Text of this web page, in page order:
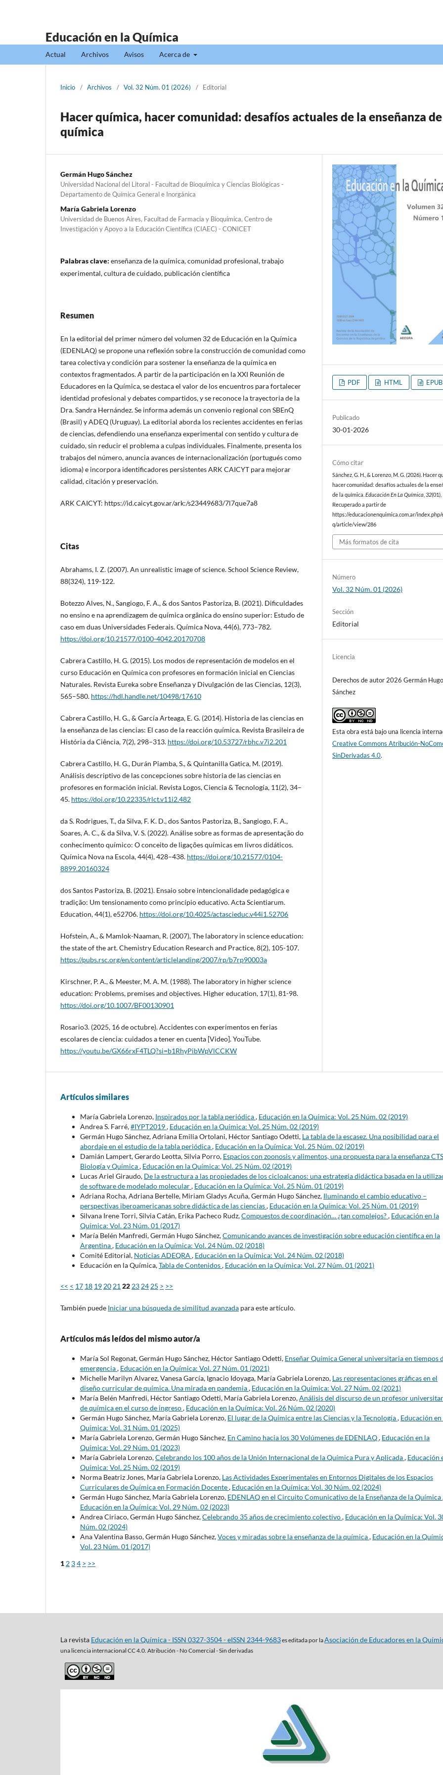
Educación en la Química
Actual Archivos Avisos Acerca de
Inicio / Archivos / Vol. 32 Núm. 01 (2026) / Editorial
Hacer química, hacer comunidad: desafíos actuales de la enseñanza
química
Germán Hugo Sánchez
Universidad Nacional del Litoral - Facultad de Bioquímica y Ciencias Biológicas -
Departamento de Química General e Inorgánica
María Gabriela Lorenzo
Universidad de Buenos Aires, Facultad de Farmacia y Bioquímica, Centro de
Investigación y Apoyo a la Educación Científica (CIAEC) - CONICET
Palabras clave: enseñanza de la química, comunidad profesional, trabajo
experimental, cultura de cuidado, publicación científica
Resumen
En la editorial del primer número del volumen 32 de Educación en la Química
(EDENLAQ) se propone una reflexión sobre la construcción de comunidad como
tarea colectiva y condición para sostener la enseñanza de la química en
contextos fragmentados. A partir de la participación en la XXI Reunión de
Educadores en la Química, se destaca el valor de los encuentros para fortalecer
identidad profesional y debates compartidos, y se reconoce la trayectoria de la
Dra. Sandra Hernández. Se informa además un convenio regional con SBEnQ
(Brasil) y ADEQ (Uruguay). La editorial aborda los recientes accidentes en ferias
de ciencias, defendiendo una enseñanza experimental con sentido y cultura de
cuidado, sin reducir el problema a culpas individuales. Finalmente, presenta los
trabajos del número, anuncia avances de internacionalización (portugués como
idioma) e incorpora identificadores persistentes ARK CAICYT para mejorar
calidad, citación y preservación.
ARK CAICYT: https://id.caicyt.gov.ar/ark:/s23449683/7l7que7a8
Citas
Abrahams, I. Z. (2007). An unrealistic image of science. School Science Review,
88(324), 119-122.
Botezzo Alves, N., Sangiogo, F. A., & dos Santos Pastoriza, B. (2021). Dificuldades
no ensino e na aprendizagem de química orgânica do ensino superior: Estudo de
caso em duas Universidades Federais. Química Nova, 44(6), 773–782.
https://doi.org/10.21577/0100-4042.20170708
Cabrera Castillo, H. G. (2015). Los modos de representación de modelos en el
curso Educación en Química con profesores en formación inicial en Ciencias
Naturales. Revista Eureka sobre Enseñanza y Divulgación de las Ciencias, 12(3),
565–580. https://hdl.handle.net/10498/17610
Cabrera Castillo, H. G., & García Arteaga, E. G. (2014). Historia de las ciencias en
la enseñanza de las ciencias: El caso de la reacción química. Revista Brasileira de
História da Ciência, 7(2), 298–313. https://doi.org/10.53727/rbhc.v7i2.201
Cabrera Castillo, H. G., Durán Piamba, S., & Quintanilla Gatica, M. (2019).
Análisis descriptivo de las concepciones sobre historia de las ciencias en
profesores en formación inicial. Revista Logos, Ciencia & Tecnología, 11(2), 34–
45. https://doi.org/10.22335/rlct.v11i2.482
da S. Rodrigues, T., da Silva, F. K. D., dos Santos Pastoriza, B., Sangiogo, F. A.,
Soares, A. C., & da Silva, V. S. (2022). Análise sobre as formas de apresentação do
conhecimento químico: O conceito de ligações químicas em livros didáticos.
Química Nova na Escola, 44(4), 428–438. https://doi.org/10.21577/0104-
8899.20160324
dos Santos Pastoriza, B. (2021). Ensaio sobre intencionalidade pedagógica e
tradição: Um tensionamento como princípio educativo. Acta Scientiarum.
Education, 44(1), e52706. https://doi.org/10.4025/actascieduc.v44i1.52706
Hofstein, A., & Mamlok-Naaman, R. (2007), The laboratory in science education:
the state of the art. Chemistry Education Research and Practice, 8(2), 105-107.
https://pubs.rsc.org/en/content/articlelanding/2007/rp/b7rp90003a
Kirschner, P. A., & Meester, M. A. M. (1988). The laboratory in higher science
education: Problems, premises and objectives. Higher education, 17(1), 81-98.
https://doi.org/10.1007/BF00130901
Rosario3. (2025, 16 de octubre). Accidentes con experimentos en ferias
escolares de ciencia: cuidados a tener en cuenta [Video]. YouTube.
https://youtu.be/GX66rxF4TLQ?si=b1RhyPibWpVlCCKW
PDF HTML EPUB
Publicado
30-01-2026
Cómo citar
Sánchez, G. H., & Lorenzo, M. G. (2026). Hacer
hacer comunidad: desafíos actuales de la
de la química.Educación En La Química ,32(01),
Recuperado a partir de
https://educacionenquimica.com.ar/index.php/
q/article/view/286
Más formatos de cita
Número
Vol. 32 Núm. 01 (2026)
Sección
Editorial
Licencia
Derechos de autor 2026 Germán Hugo
Sánchez
Esta obra está bajo una licencia
Creative Commons Atribución-
SinDerivadas 4.0.
Artículos similares
María Gabriela Lorenzo, Inspirados por la tabla periódica, Educación en la Química: Vol. 25 Núm. 02 (2019)
Andrea S. Farré,#IYPT2019, Educación en la Química: Vol. 25 Núm. 02 (2019)
Germán Hugo Sánchez, Adriana Emilia Ortolani, Héctor Santiago Odetti, La tabla de la escasez. Una posibilidad para el
abordaje en el estudio de la tabla periódica, Educación en la Química: Vol. 25 Núm. 02 (2019)
Damián Lampert, Gerardo Leotta, Silvia Porro, Espacios con zoonosis y alimentos, una propuesta para la enseñanza
Biología y Química, Educación en la Química: Vol. 25 Núm. 02 (2019)
Lucas Ariel Giraudo, De la estructura a las propiedades de los cicloalcanos: una estrategia didáctica basada en la
de software de modelado molecular, Educación en la Química: Vol. 25 Núm. 01 (2019)
Adriana Rocha, Adriana Bertelle, Miriam Gladys Acuña, Germán Hugo Sánchez, Iluminando el cambio educativo –
perspectivas iberoamericanas sobre didáctica de las ciencias, Educación en la Química: Vol. 25 Núm. 01 (2019)
Silvana Irene Torri, Silvia Catán, Erika Pacheco Rudz,Compuestos de coordinación… ¿tan complejos?, Educación en la
Química: Vol. 23 Núm. 01 (2017)
María Belén Manfredi, Germán Hugo Sánchez,Comunicando avances de investigación sobre educación científica en la
Argentina, Educación en la Química: Vol. 24 Núm. 02 (2018)
Comité Editorial, Noticias ADEQRA , Educación en la Química: Vol. 24 Núm. 02 (2018)
Educación en la Química,Tabla de Contenidos, Educación en la Química: Vol. 27 Núm. 01 (2021)
<< < 17 18 19 20 21 22 23 24 25 > >>
También puede Iniciar una búsqueda de similitud avanzada para este artículo.
Artículos más leídos del mismo autor/a
María Sol Regonat, Germán Hugo Sánchez, Héctor Santiago Odetti, Enseñar Química General universitaria en tiempos
emergencia, Educación en la Química: Vol. 27 Núm. 01 (2021)
Michelle Marilyn Alvarez, Vanesa García, Ignacio Idoyaga, María Gabriela Lorenzo, Las representaciones gráficas en el
diseño curricular de química. Una mirada en pandemia, Educación en la Química: Vol. 27 Núm. 02 (2021)
María Belén Manfredi, Héctor Santiago Odetti, María Gabriela Lorenzo,Análisis del discurso de un profesor
de química en el curso de ingreso, Educación en la Química: Vol. 26 Núm. 02 (2020)
Germán Hugo Sánchez, María Gabriela Lorenzo, El lugar de la Química entre las Ciencias y la Tecnología, Educación en
Química: Vol. 31 Núm. 01 (2025)
María Gabriela Lorenzo, Germán Hugo Sánchez, En Camino hacia los 30 Volúmenes de EDENLAQ, Educación en la
Química: Vol. 29 Núm. 01 (2023)
María Gabriela Lorenzo,Celebrando los 100 años de la Unión Internacional de la Química Pura y Aplicada, Educación
Química: Vol. 25 Núm. 02 (2019)
Norma Beatriz Jones, María Gabriela Lorenzo, Las Actividades Experimentales en Entornos Digitales de los Espacios
Curriculares de Química en Formación Docente, Educación en la Química: Vol. 30 Núm. 02 (2024)
Germán Hugo Sánchez, María Gabriela Lorenzo, EDENLAQ en el Circuito Comunicativo de la Enseñanza de la Química
Educación en la Química: Vol. 29 Núm. 02 (2023)
Andrea Ciriaco, Germán Hugo Sánchez,Celebrando 35 años de crecimiento colectivo, Educación en la Química: Vol.
Núm. 02 (2024)
Ana Valentina Basso, Germán Hugo Sánchez,Voces y miradas sobre la enseñanza de la química, Educación en la
Vol. 23 Núm. 01 (2017)
1 2 34 > >>
La revista Educación en la Química - ISSN 0327-3504 - eISSN 2344-9683es editada por laAsociación de Educadores en la
una licencia internacional CC 4.0. Atribución - No Comercial - Sin derivadas